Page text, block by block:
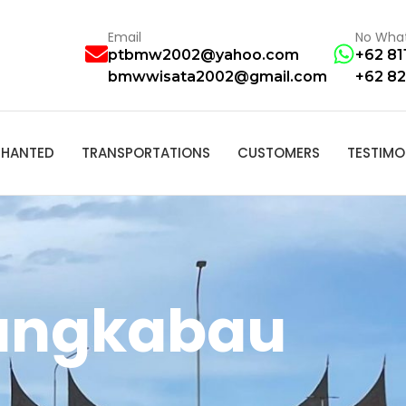
Email
ptbmw2002@yahoo.com
bmwwisata2002@gmail.com
No
+62
+62
TRANSPORTATIONS CUSTOMERS